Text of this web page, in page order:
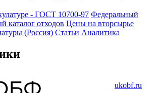
- ГОСТ 10700-97 Федеральный
каталог отходов Цены на вторсырье
(Россия) Статьи Аналитика
ukobf.ru